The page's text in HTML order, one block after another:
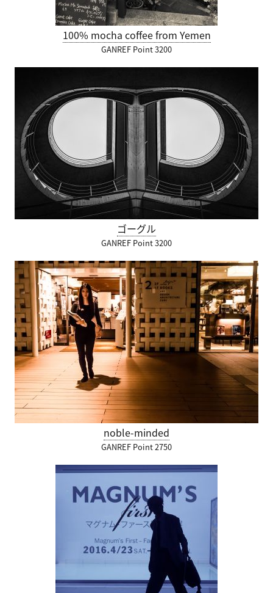
100% mocha coffee from Yemen
GANREF Point 3200
ゴーグル
GANREF Point 3200
noble-minded
GANREF Point 2750